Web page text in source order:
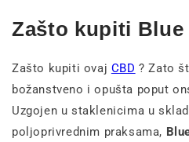
Zašto kupiti Blue
Zašto kupiti ovaj CBD ? Zato
božanstveno i opušta poput
Uzgojen u staklenicima u
poljoprivrednim praksama,